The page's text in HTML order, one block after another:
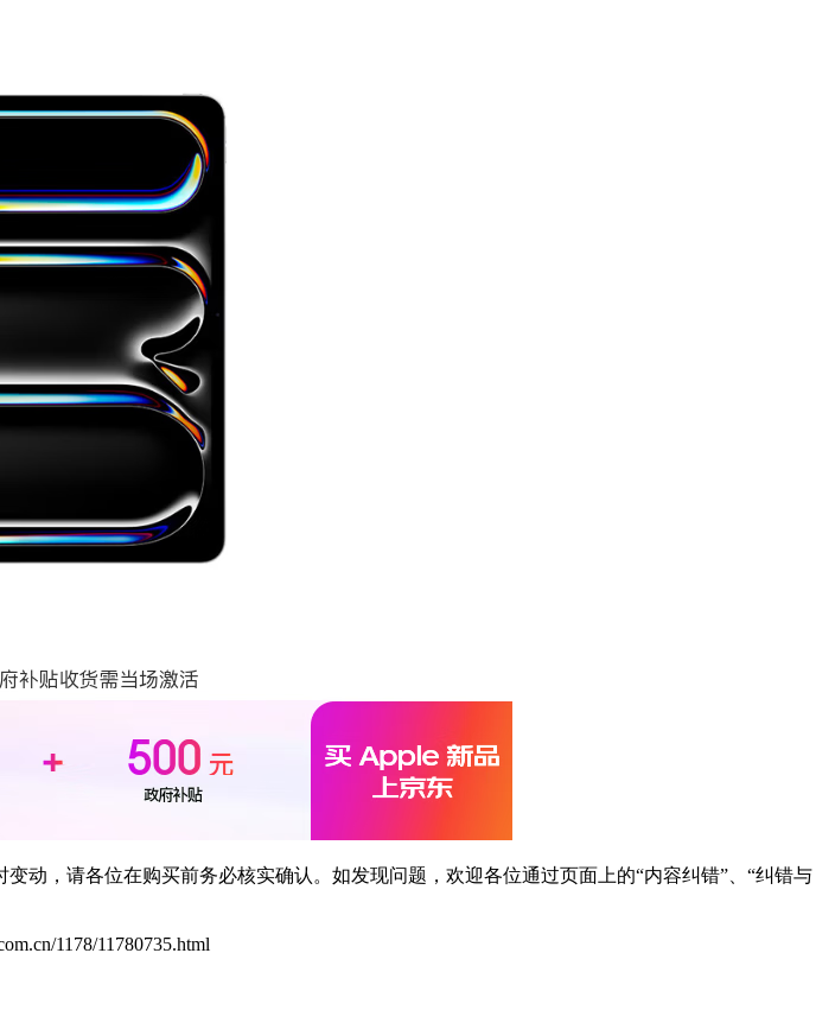
动，请各位在购买前务必核实确认。如发现问题，欢迎各位通过页面上的“内容纠错”、“纠错与
1178/11780735.html